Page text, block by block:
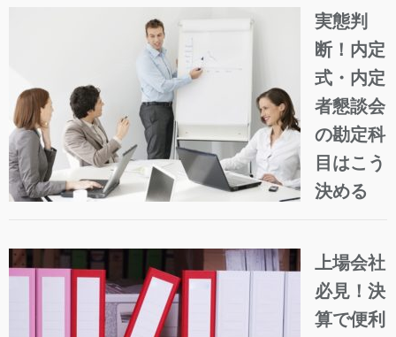
実態判
断！内定
式・内定
者懇談会
の勘定科
目はこう
決める
上場会社
必見！決
算で便利